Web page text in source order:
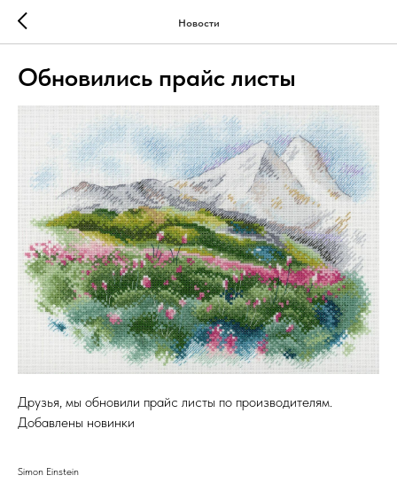
Новости
Обновились прайс листы
Друзья, мы обновили прайс листы по производителям.
Добавлены новинки
Simon Einstein